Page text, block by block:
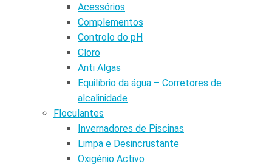
Acessórios
Complementos
Controlo do pH
Cloro
Anti Algas
Equilíbrio da água – Corretores de
alcalinidade
Floculantes
Invernadores de Piscinas
Limpa e Desincrustante
Oxigénio Activo